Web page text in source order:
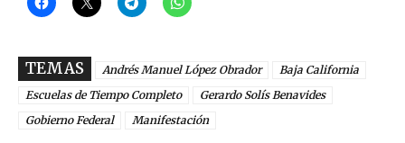
TEMAS Andrés Manuel López Obrador
Baja California
Escuelas de Tiempo Completo
Gerardo Solís Benavides
Gobierno Federal
Manifestación